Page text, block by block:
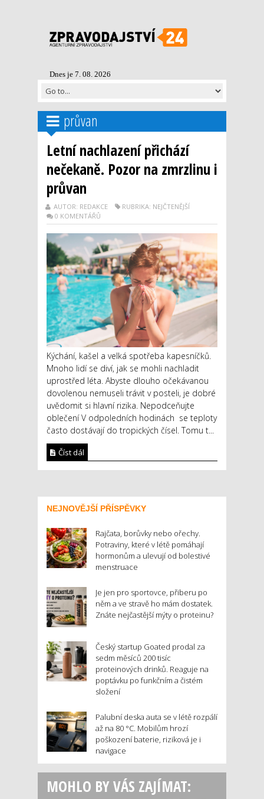
Dnes je 7. 08. 2026
průvan
Letní nachlazení přichází
nečekaně. Pozor na zmrzlinu i
průvan
AUTOR: REDAKCE
RUBRIKA: NEJČTENĚJŠÍ
0 KOMENTÁŘŮ
Kýchání, kašel a velká spotřeba kapesníčků.
Mnoho lidí se diví, jak se mohli nachladit
uprostřed léta. Abyste dlouho očekávanou
dovolenou nemuseli trávit v posteli, je dobré
uvědomit si hlavní rizika. Nepodceňujte
oblečení V odpoledních hodinách se teploty
často dostávají do tropických čísel. Tomu t...
Číst dál
NEJNOVĚJŠÍ PŘÍSPĚVKY
Rajčata, borůvky nebo ořechy.
Potraviny, které v létě pomáhají
hormonům a ulevují od bolestivé
menstruace
Je jen pro sportovce, přiberu po
něm a ve stravě ho mám dostatek.
Znáte nejčastější mýty o proteinu?
Český startup Goated prodal za
sedm měsíců 200 tisíc
proteinových drinků. Reaguje na
poptávku po funkčním a čistém
složení
Palubní deska auta se v létě rozpálí
až na 80 °C. Mobilům hrozí
poškození baterie, riziková je i
navigace
MOHLO BY VÁS ZAJÍMAT: